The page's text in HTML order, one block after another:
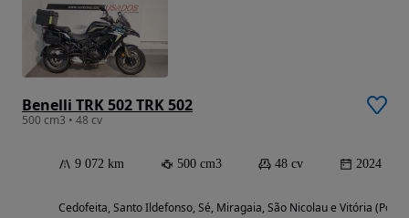
Benelli TRK 502 TRK 502
500 cm3 • 48 cv
9 072 km 500 cm3 48 cv 2024
Cedofeita, Santo Ildefonso, Sé, Miragaia, São Nicolau e Vitória (Porto)